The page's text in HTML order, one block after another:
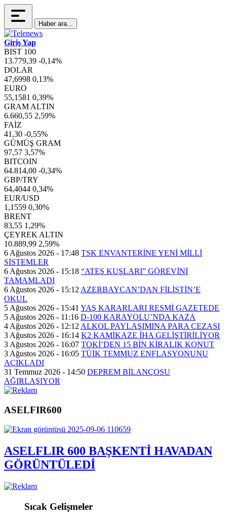
Haber ara...
Giriş Yap
BIST 100
13.779,39 -0,14%
DOLAR
47,6998 0,13%
EURO
55,1581 0,39%
GRAM ALTIN
6.660,55 2,59%
FAİZ
41,30 -0,55%
GÜMÜŞ GRAM
97,57 3,57%
BITCOIN
64.814,00 -0,34%
GBP/TRY
64,4044 0,34%
EUR/USD
1,1559 0,30%
BRENT
83,55 1,29%
ÇEYREK ALTIN
10.889,99 2,59%
6 Ağustos 2026 - 17:48 TSK ENVANTERİNE YENİ MİLLİ
SİSTEMLER
6 Ağustos 2026 - 15:18 “ATEŞ KUŞLARI” GÖREVİNİ
TAMAMLADI
6 Ağustos 2026 - 15:12 AZERBAYCAN’DAN FİLİSTİN’E
OKUL
5 Ağustos 2026 - 15:41 YAŞ KARARLARI RESMİ GAZETEDE
5 Ağustos 2026 - 11:16 D-100 KARAYOLU’NDA KAZA
4 Ağustos 2026 - 12:12 ALKOL PAYLAŞIMINA PARA CEZASI
3 Ağustos 2026 - 16:14 K2 KAMİKAZE İHA GELİŞTİRİLİYOR
3 Ağustos 2026 - 16:07 TOKİ’DEN 15 BİN KİRALIK KONUT
3 Ağustos 2026 - 16:05 TÜİK TEMMUZ ENFLASYONUNU
AÇIKLADI
31 Temmuz 2026 - 14:50 DEPREM BİLANÇOSU
AĞIRLAŞIYOR
ASELFIR600
ASELFLIR 600 BAŞKENTİ HAVADAN
GÖRÜNTÜLEDİ
Sıcak Gelişmeler